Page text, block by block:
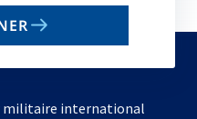
international